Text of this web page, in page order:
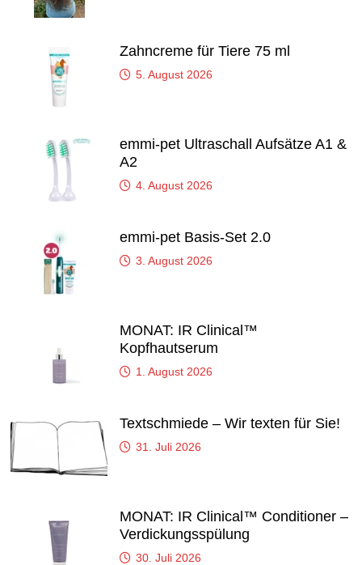
Zahncreme für Tiere 75 ml
5. August 2026
emmi-pet Ultraschall Aufsätze A1 &
A2
4. August 2026
emmi-pet Basis-Set 2.0
3. August 2026
MONAT: IR Clinical™
Kopfhautserum
1. August 2026
Textschmiede – Wir texten für Sie!
31. Juli 2026
MONAT: IR Clinical™ Conditioner –
Verdickungsspülung
30. Juli 2026